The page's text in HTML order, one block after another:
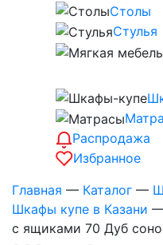
Столы
Стулья
Распродажа
Избранное
Главная — Каталог —
Шкафы купе в Казани
с ящиками 70 Дуб